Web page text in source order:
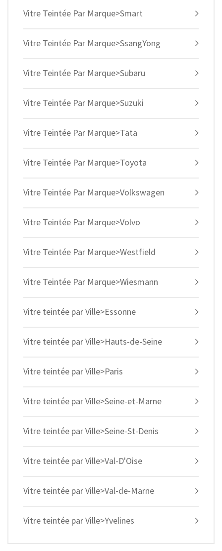
Vitre Teintée Par Marque>Smart
Vitre Teintée Par Marque>SsangYong
Vitre Teintée Par Marque>Subaru
Vitre Teintée Par Marque>Suzuki
Vitre Teintée Par Marque>Tata
Vitre Teintée Par Marque>Toyota
Vitre Teintée Par Marque>Volkswagen
Vitre Teintée Par Marque>Volvo
Vitre Teintée Par Marque>Westfield
Vitre Teintée Par Marque>Wiesmann
Vitre teintée par Ville>Essonne
Vitre teintée par Ville>Hauts-de-Seine
Vitre teintée par Ville>Paris
Vitre teintée par Ville>Seine-et-Marne
Vitre teintée par Ville>Seine-St-Denis
Vitre teintée par Ville>Val-D'Oise
Vitre teintée par Ville>Val-de-Marne
Vitre teintée par Ville>Yvelines